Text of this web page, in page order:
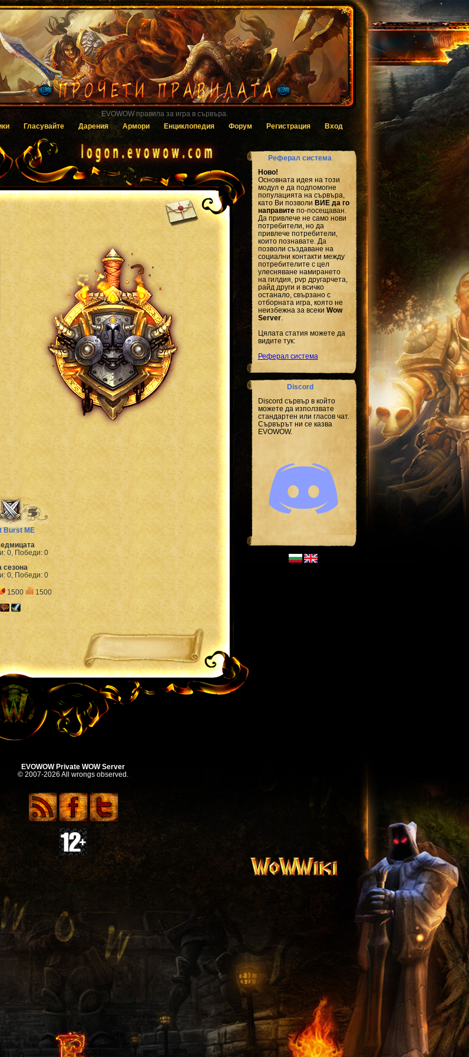
Гласувайте за EVOWOW чрез системата за гласуване.
Гласувайте Дарения Армори Енциклопедия Форум Регистрация Вход
Реферал система
Ново!
Основната идея на този
модул е да подпомогне
популацията на сървъра,
като Ви позволи ВИЕ да го
направитепо-посещаван.
Да привлече не само нови
потребители, но да
привлече потребители,
които познавате. Да
позволи създаване на
социални контакти между
потребителите с цел
улесняване намирането
на гилдия, pvp другарчета,
райд други и всичко
останало, свързано с
отборната игра, която не
неизбежна за всеки Wow
Server.
Цялата статия можете да
видите тук:
Реферал система
Discord
Discord сървър в който
можете да използвате
стандартен или гласов чат.
Сървърът ни се казва
EVOWOW.
Burst ME
0, Победи: 0
сезона
0, Победи: 0
1500 1500
EVOWOW Private WOW Server
© 2007-2026 All wrongs observed.